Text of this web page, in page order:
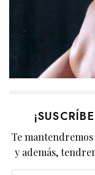
Te
y además,